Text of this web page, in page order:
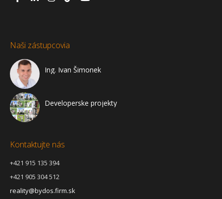
Naši zástupcovia
Ing. Ivan Šimonek
Developerske projekty
Kontaktujte nás
+421 915 135 394
+421 905 304 512
reality@bydos.firm.sk